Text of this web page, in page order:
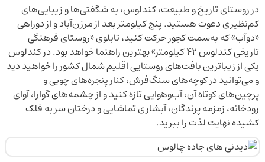
در روستای تاریخ و طبیعت، کندلوس، به شگفتی‌ها و زیبایی‌های
کم‌نظیری دعوت هستید. پنج کیلومتر بعد از مرزن‌آباد و از دوراهی
«دوآب» که به‌سمت کجور حرکت کنید، تابلوی «روستای فرهنگی
تاریخی کندلوس ۴۲ كیلومتر» بهترین راهنما خواهد بود. در کندلوس
یکی از زیباترین بافت‌های روستایی اقلیم شمال کشور را خواهید دید
و می‌توانید در کوچه‌های سنگ‌فرش، کنار پنجره‌های چوبی و
پرچین‌های کوتاه آن، آب‌وهوایی تازه کنید و از چشمه‌های گوارا، آوای
رودخانه، زمزمه پرندگان، آبشاری تماشایی و درختان سر به فلک
کشیده نهایت لذت را ببرید.